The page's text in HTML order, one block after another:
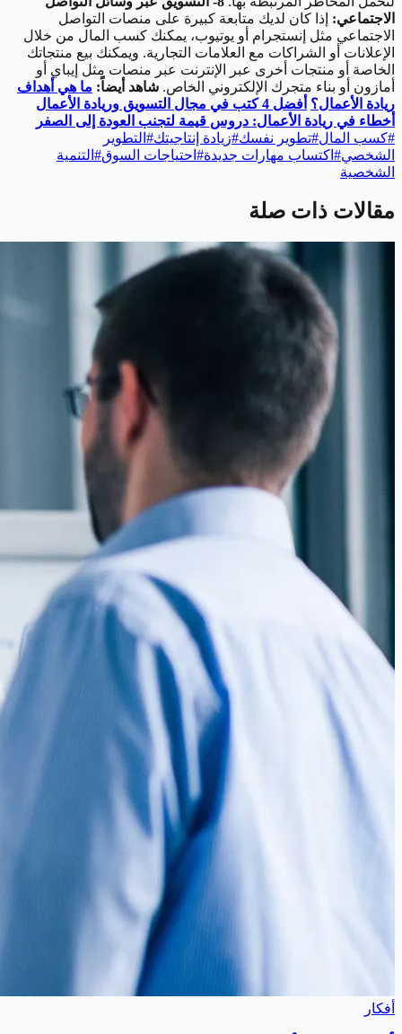
الاجتماعي: إذا كان لديك متابعة كبيرة على منصات التواصل
الاجتماعي مثل إنستجرام أو يوتيوب، يمكنك كسب المال من خلال
الإعلانات أو الشراكات مع العلامات التجارية. ويمكنك بيع منتجاتك
الخاصة أو منتجات أخرى عبر الإنترنت عبر منصات مثل إيباي أو
أمازون أو بناء متجرك الإلكتروني الخاص. شاهد أيضاً: ما هي أهداف
ريادة الأعمال؟ أفضل 4 كتب في مجال التسويق وريادة الأعمال
أخطاء في ريادة الأعمال: دروس قيمة لتجنب العودة إلى الصفر
#كسب المال#تطوير نفسك#زيادة إنتاجيتك# التطوير
الشخصي# اكتساب مهارات جديدة# احتياجات السوق# التنمية
الشخصية
مقالات ذات صلة
أفكار